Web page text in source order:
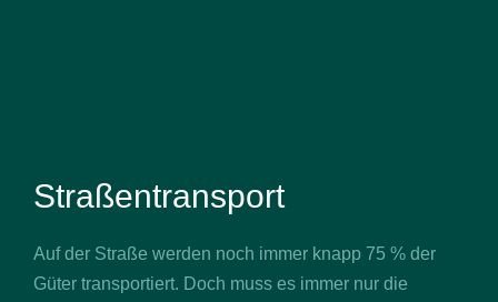
Straßentransport
Auf der Straße werden noch immer knapp 75 % der
Güter transportiert. Doch muss es immer nur die